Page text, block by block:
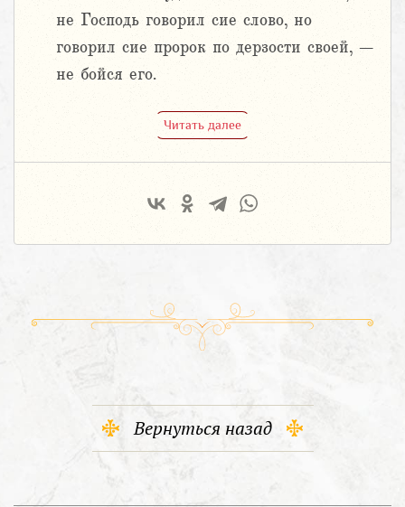
не Господь говорил сие слово, но
говорил сие пророк по дерзости своей, –
не бойся его.
Читать далее
Вернуться назад